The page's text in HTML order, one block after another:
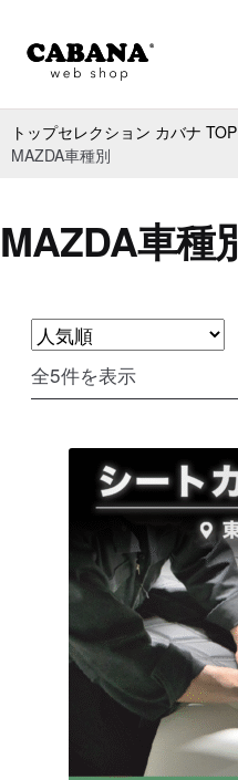
商品一覧
NEWS
CONTACT
トップセレクション カバナ TOP
MAZDA車種別
MAZDA車種
全5件を表示人
気